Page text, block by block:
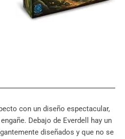
con un diseño espectacular,
Debajo de Everdell hay un
diseñados y que no se